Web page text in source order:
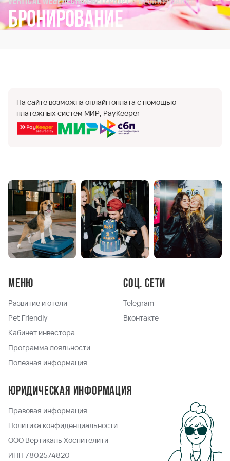
Бронирование
На сайте возможна онлайн оплата с помощью
платежных систем МИР, PayKeeper
Меню
Развитие и отели
Pet Friendly
Кабинет инвестора
Программа лояльности
Полезная информация
Соц. сети
Telegram
Вконтакте
Юридическая информация
Правовая информация
Политика конфиденциальности
ООО Вертикаль Хоспителити
ИНН 7802574820